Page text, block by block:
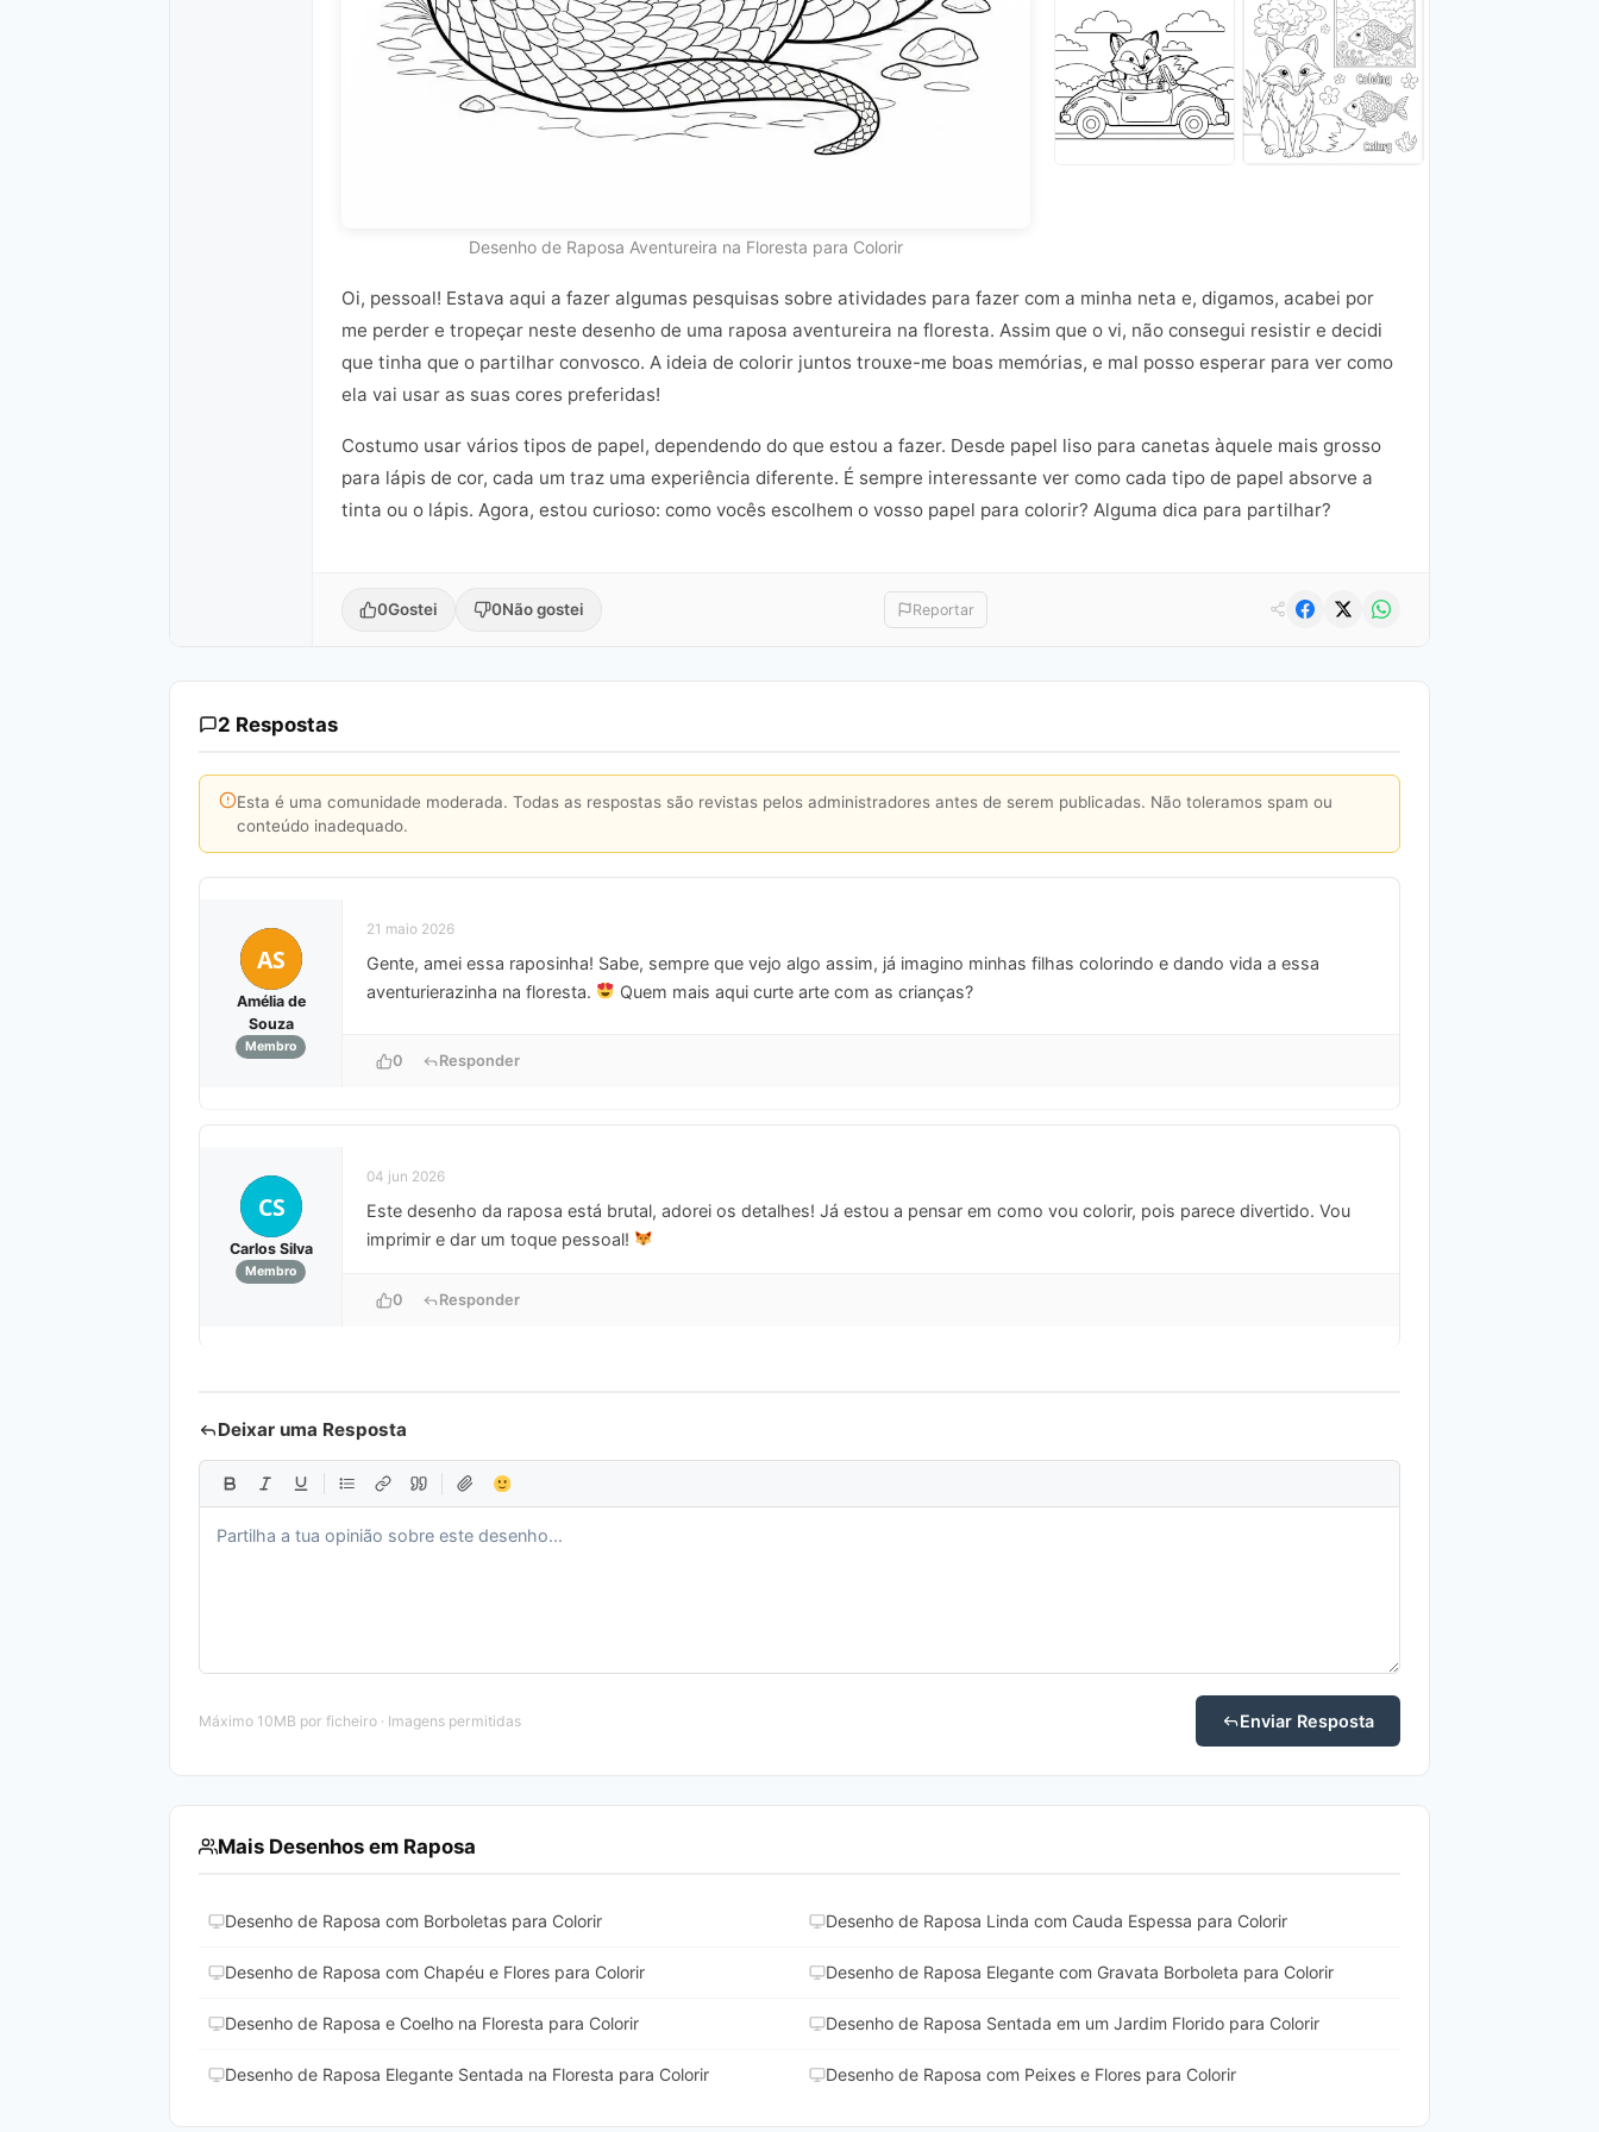
Desenho de Raposa Aventureira na Floresta para Colorir
Oi, pessoal! Estava aqui a fazer algumas pesquisas sobre atividades para fazer com a minha neta e, digamos, acabei por
me perder e tropeçar neste desenho de uma raposa aventureira na floresta. Assim que o vi, não consegui resistir e decidi
que tinha que o partilhar convosco. A ideia de colorir juntos trouxe-me boas memórias, e mal posso esperar para ver como
ela vai usar as suas cores preferidas!
Costumo usar vários tipos de papel, dependendo do que estou a fazer. Desde papel liso para canetas àquele mais grosso
para lápis de cor, cada um traz uma experiência diferente. É sempre interessante ver como cada tipo de papel absorve a
tinta ou o lápis. Agora, estou curioso: como vocês escolhem o vosso papel para colorir? Alguma dica para partilhar?
0Gostei 0Não gostei Reportar
2 Respostas
Esta é uma comunidade moderada. Todas as respostas são revistas pelos administradores antes de serem publicadas. Não toleramos spam ou
conteúdo inadequado.
AS
Amélia de
Souza
Membro
21 maio 2026
Gente, amei essa raposinha! Sabe, sempre que vejo algo assim, já imagino minhas filhas colorindo e dando vida a essa
aventurierazinha na floresta.
Quem mais aqui curte arte com as crianças?
0 Responder
CS
Carlos Silva
Membro
04 jun 2026
Este desenho da raposa está brutal, adorei os detalhes! Já estou a pensar em como vou colorir, pois parece divertido. Vou
imprimir e dar um toque pessoal!
0 Responder
Deixar uma Resposta
Máximo 10MB por ficheiro · Imagens permitidas Enviar Resposta
Mais Desenhos em Raposa
Desenho de Raposa com Borboletas para Colorir Desenho de Raposa Linda com Cauda Espessa para Colorir
Desenho de Raposa com Chapéu e Flores para Colorir Desenho de Raposa Elegante com Gravata Borboleta para Colorir
Desenho de Raposa e Coelho na Floresta para Colorir Desenho de Raposa Sentada em um Jardim Florido para Colorir
Desenho de Raposa Elegante Sentada na Floresta para Colorir Desenho de Raposa com Peixes e Flores para Colorir